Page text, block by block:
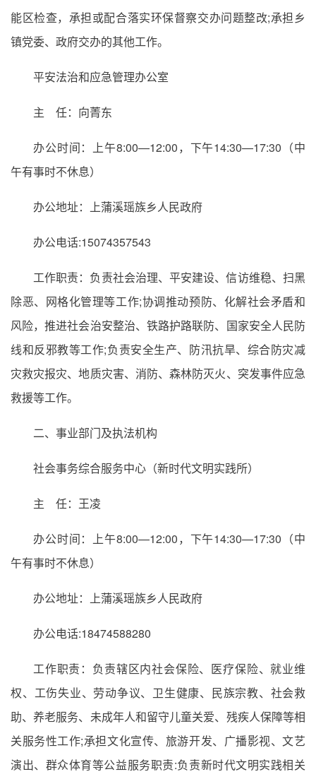
能区检查，承担或配合落实环保督察交办问题整改;承担乡
镇党委、政府交办的其他工作。
平安法治和应急管理办公室
主 任：向菁东
办公时间：上午8:00—12:00，下午14:30—17:30（中
午有事时不休息）
办公地址：上蒲溪瑶族乡人民政府
办公电话:15074357543
工作职责：负责社会治理、平安建设、信访维稳、扫黑
除恶、网格化管理等工作;协调推动预防、化解社会矛盾和
风险，推进社会治安整治、铁路护路联防、国家安全人民防
线和反邪教等工作;负责安全生产、防汛抗旱、综合防灾减
灾救灾报灾、地质灾害、消防、森林防灭火、突发事件应急
救援等工作。
二、事业部门及执法机构
社会事务综合服务中心（新时代文明实践所）
主 任：王凌
办公时间：上午8:00—12:00，下午14:30—17:30（中
午有事时不休息）
办公地址：上蒲溪瑶族乡人民政府
办公电话:18474588280
工作职责：负责辖区内社会保险、医疗保险、就业维
权、工伤失业、劳动争议、卫生健康、民族宗教、社会救
助、养老服务、未成年人和留守儿童关爱、残疾人保障等相
关服务性工作;承担文化宣传、旅游开发、广播影视、文艺
演出、群众体育等公益服务职责:负责新时代文明实践相关